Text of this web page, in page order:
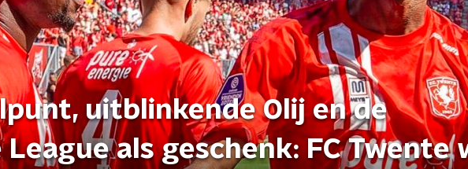
uitblinkende Olij en de
League als geschenk: FC Twente